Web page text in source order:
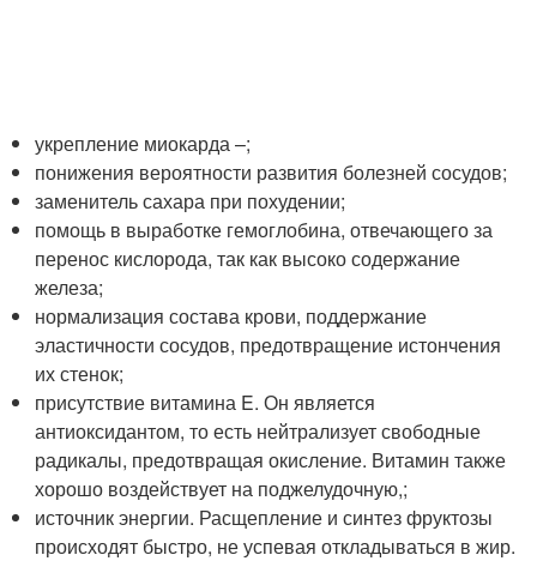
укрепление миокарда –;
понижения вероятности развития болезней сосудов;
заменитель сахара при похудении;
помощь в выработке гемоглобина, отвечающего за
перенос кислорода, так как высоко содержание
железа;
нормализация состава крови, поддержание
эластичности сосудов, предотвращение истончения
их стенок;
присутствие витамина E. Он является
антиоксидантом, то есть нейтрализует свободные
радикалы, предотвращая окисление. Витамин также
хорошо воздействует на поджелудочную,;
источник энергии. Расщепление и синтез фруктозы
происходят быстро, не успевая откладываться в жир.